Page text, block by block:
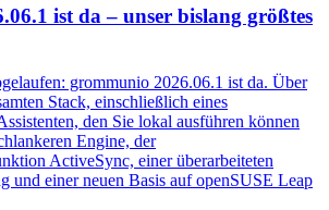
ist da – unser bislang größtes
grommunio 2026.06.1 ist da. Über
Stack, einschließlich eines
den Sie lokal ausführen können
Engine, der
ActiveSync, einer überarbeiteten
und einer neuen Basis auf openSUSE Leap